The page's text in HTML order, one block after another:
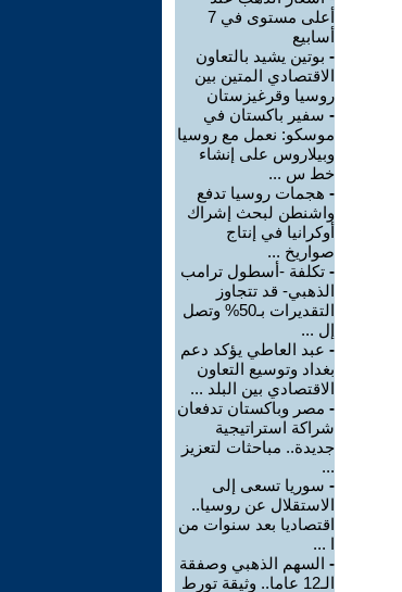
أعلى مستوى في 7
أسابيع
- بوتين يشيد بالتعاون
الاقتصادي المتين بين
روسيا وقرغيزستان
- سفير باكستان في
موسكو: نعمل مع روسيا
وبيلاروس على إنشاء
خط س ...
- هجمات روسيا تدفع
واشنطن لبحث إشراك
أوكرانيا في إنتاج
صواريخ ...
- تكلفة -أسطول ترامب
الذهبي- قد تتجاوز
التقديرات بـ50% وتصل
إل ...
- عبد العاطي يؤكد دعم
بغداد وتوسيع التعاون
الاقتصادي بين البلد ...
- مصر وباكستان تدفعان
شراكة استراتيجية
جديدة.. مباحثات لتعزيز
...
- سوريا تسعى إلى
الاستقلال عن روسيا..
اقتصاديا بعد سنوات من
ا ...
- السهم الذهبي وصفقة
الـ12 عاما.. وثيقة تورط